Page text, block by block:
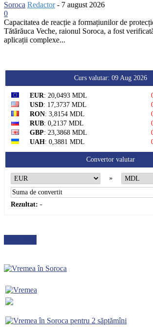
Soroca Redactor - 7 august 2026
0
Capacitatea de reacție a formațiunilor de
Tătărăuca Veche, raionul Soroca, a fost
aplicații complexe...
Curs valutar: 09 Aug 2026
EUR: 20,0493 MDL
USD: 17,3737 MDL
RON: 3,8154 MDL
RUB: 0,2137 MDL
GBP: 23,3868 MDL
UAH: 0,3881 MDL
Convertor valutar
»
Rezultat: -